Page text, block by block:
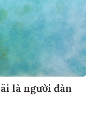
là người đàn